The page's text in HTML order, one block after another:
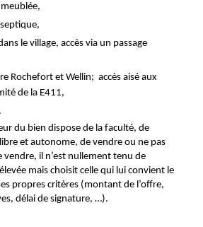
le village, accès via un passage
Rochefort et Wellin; accès aisé aux
de la E411,
du bien dispose de la faculté, de
et autonome, de vendre ou ne pas
vendre, il n’est nullement tenu de
mais choisit celle qui lui convient le
propres critères (montant de l’offre,
délai de signature, …).